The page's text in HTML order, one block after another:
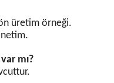
temas etmesini ve
neden olmasını
için diğer
ve zor yerlerin bakımı